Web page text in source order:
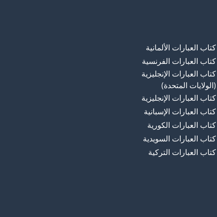
كتاب العبارات الألمانية
كتاب العبارات الفرنسية
كتاب العبارات الإنجليزية
(الولايات المتحدة)
كتاب العبارات الإنجليزية
كتاب العبارات الإسبانية
كتاب العبارات الكورية
كتاب العبارات السويدية
كتاب العبارات التركية